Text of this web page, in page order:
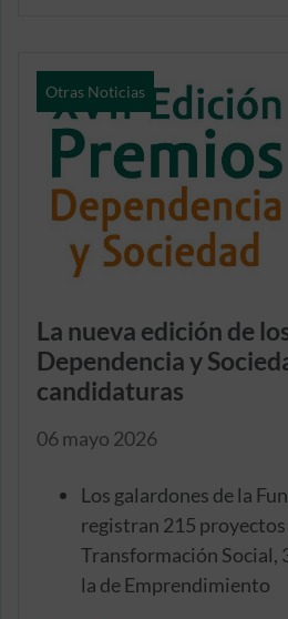
Otras Noticias
La nueva edición de
Dependencia y
candidaturas
06 mayo 2026
Los galardones de la
registran 215
Transformación Social,
la de Emprendimiento